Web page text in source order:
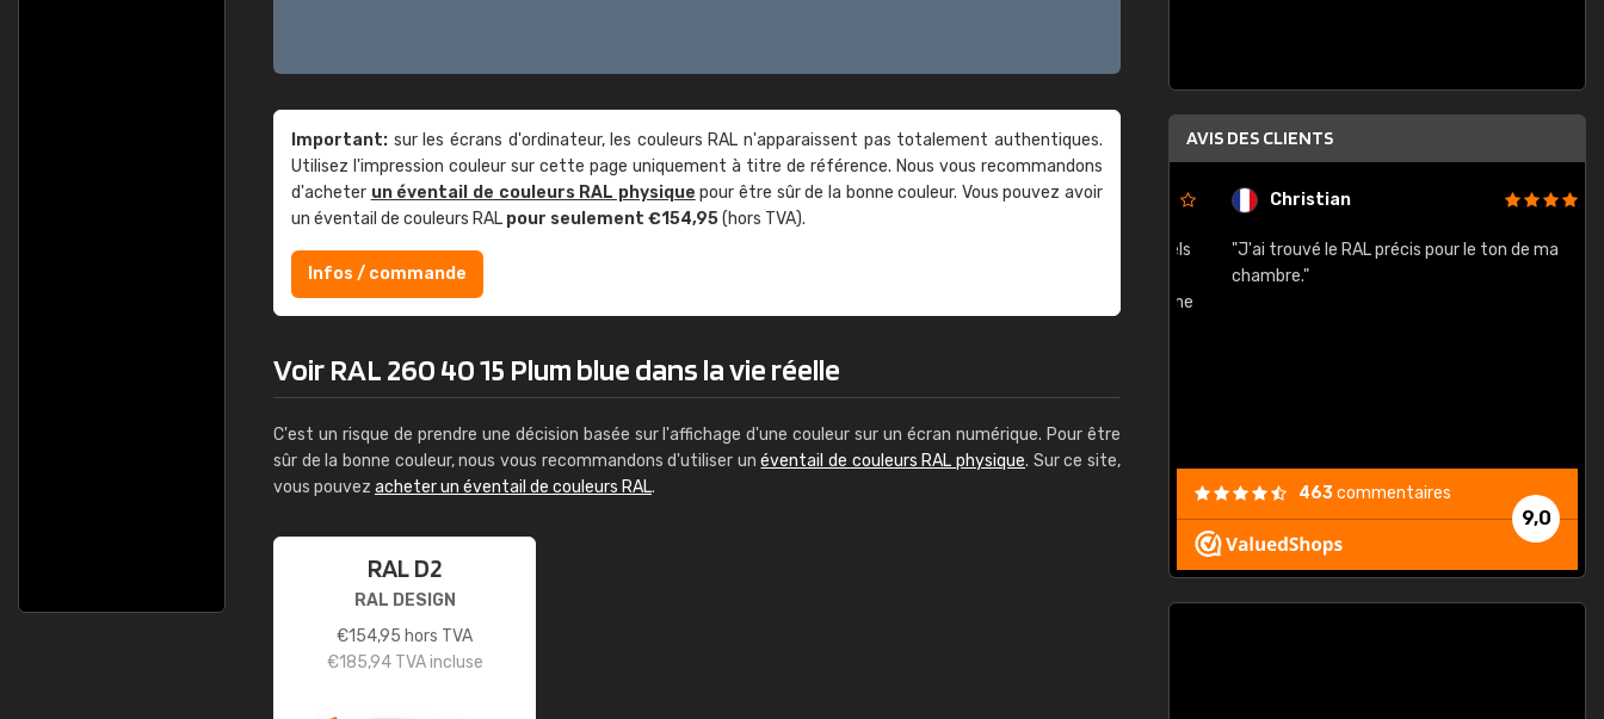
Important: sur les écrans d'ordinateur, les couleurs RAL n'apparaissent pas totalement authentiques.
Utilisez l'impression couleur sur cette page uniquement à titre de référence. Nous vous recommandons
d'acheter un éventail de couleurs RAL physique pour être sûr de la bonne couleur. Vous pouvez avoir
un éventail de couleurs RAL pour seulement €154,95(hors TVA).
Infos / commande
Voir RAL 260 40 15 Plum blue dans la vie réelle
C'est un risque de prendre une décision basée sur l'affichage d'une couleur sur un écran numérique. Pour être
sûr de la bonne couleur, nous vous recommandons d'utiliser unéventail de couleurs RAL physique. Sur ce site,
vous pouvez acheter un éventail de couleurs RAL.
RAL D2
RAL DESIGN
€154,95 hors TVA
€185,94TVA incluse
AVIS DES CLIENTS
Guillaume Euvrard Christian
"J'ai trouvé le RAL précis pour le ton de ma
chambre."
9,0
463commentaires